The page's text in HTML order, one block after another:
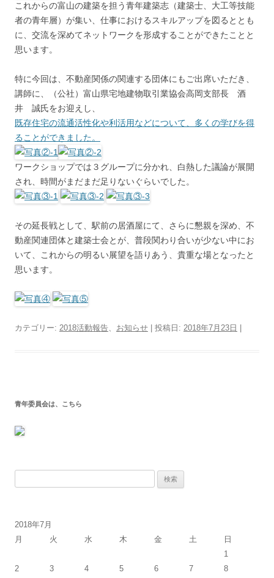
これからの富山の建築を担う青年建築志（建築士、大工等技能
者の青年層）が集い、仕事におけるスキルアップを図るととも
に、交流を深めてネットワークを形成することができたことと
思います。
特に今回は、不動産関係の関連する団体にもご出席いただき、
講師に、（公社）富山県宅地建物取引業協会高岡支部長 酒
井 誠氏をお迎えし、
既存住宅の流通活性化や利活用などについて、多くの学びを得
ることができました。
ワークショップでは３グループに分かれ、白熱した議論が展開
され、時間がまだまだ足りないぐらいでした。
その延長戦として、駅前の居酒屋にて、さらに懇親を深め、不
動産関連団体と建築士会とが、普段関わり合いが少ない中にお
いて、これからの明るい展望を語りあう、貴重な場となったと
思います。
カテゴリー: 2018活動報告、 お知らせ | 投稿日: 2018年7月23日
青年委員会は、こちら
2018年7月
月
火 水 木 金 土
日
1
2
3 4 5 6 7
8